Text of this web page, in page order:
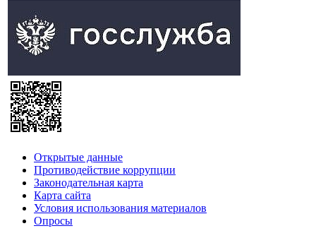
Открытые данные
Противодействие коррупции
Законодательная карта
Карта сайта
Условия использования материалов
Опросы